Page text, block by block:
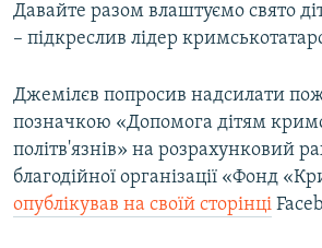
Давайте разом влаштуємо свято
– підкреслив лідер
Джемілєв попросив надсилати
позначкою «Допомога дітям
політв'язнів» на розрахунковий
благодійної організації «Фонд
опублікував на своїй сторінці